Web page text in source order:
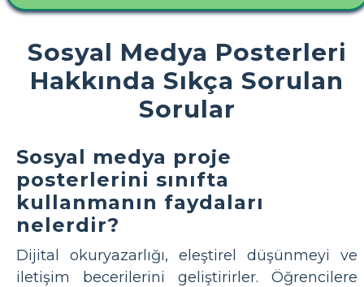
Sosyal Medya Posterleri
Hakkında Sıkça Sorulan
Sorular
Sosyal medya proje
posterlerini sınıfta
kullanmanın faydaları
nelerdir?
Dijital okuryazarlığı, eleştirel düşünmeyi ve
iletişim becerilerini geliştirirler. Öğrencilere